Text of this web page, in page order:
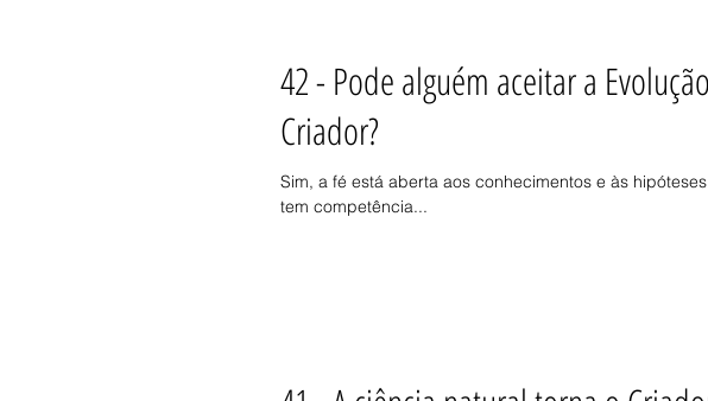
42 - Pode alguém aceitar a
Criador?
Sim, a fé está aberta aos conhecimentos e às
tem competência...